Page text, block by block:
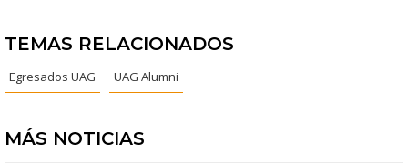
TEMAS RELACIONADOS
Egresados UAG UAG Alumni
MÁS NOTICIAS